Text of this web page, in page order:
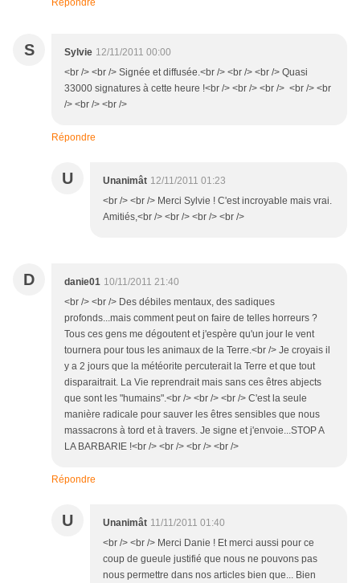
Répondre
S Sylvie 12/11/2011 00:00
<br /> <br /> Signée et diffusée.<br /> <br /> <br /> Quasi
33000 signatures à cette heure !<br /> <br /> <br /> <br /> <br
/> <br /> <br />
Répondre
U Unanimât 12/11/2011 01:23
<br /> <br /> Merci Sylvie ! C'est incroyable mais vrai.
Amitiés,<br /> <br /> <br /> <br />
D danie01 10/11/2011 21:40
<br /> <br /> Des débiles mentaux, des sadiques
profonds...mais comment peut on faire de telles horreurs ?
Tous ces gens me dégoutent et j'espère qu'un jour le vent
tournera pour tous les animaux de la Terre.<br /> Je croyais il
y a 2 jours que la météorite percuterait la Terre et que tout
disparaitrait. La Vie reprendrait mais sans ces êtres abjects
que sont les "humains".<br /> <br /> <br /> C'est la seule
manière radicale pour sauver les êtres sensibles que nous
massacrons à tord et à travers. Je signe et j'envoie...STOP A
LA BARBARIE !<br /> <br /> <br /> <br />
Répondre
U Unanimât 11/11/2011 01:40
<br /> <br /> Merci Danie ! Et merci aussi pour ce
coup de gueule justifié que nous ne pouvons pas
nous permettre dans nos articles bien que... Bien